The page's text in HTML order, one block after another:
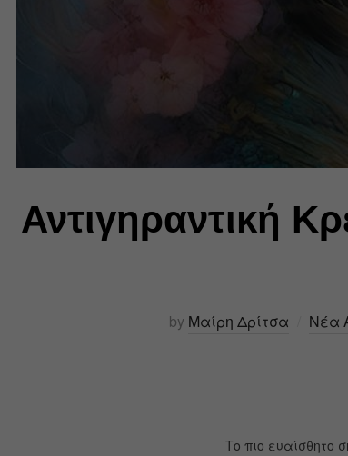
Αντιγηραντική
by Μαίρη Δρίτσα Νέα
Το πιο ευαίσθητο